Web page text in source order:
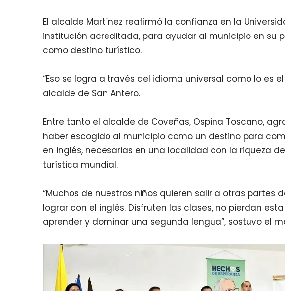
El alcalde Martínez reafirmó la confianza en la
institución acreditada, para ayudar al municipio en su
como destino turístico.
“Eso se logra a través del idioma universal como lo es el
alcalde de San Antero.
Entre tanto el alcalde de Coveñas, Ospina Toscano,
haber escogido al municipio como un destino para
en inglés, necesarias en una localidad con la riqueza
turística mundial.
“Muchos de nuestros niños quieren salir a otras partes
lograr con el inglés. Disfruten las clases, no pierdan
aprender y dominar una segunda lengua”, sostuvo el